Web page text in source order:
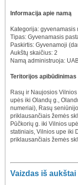
Informacija apie namą
Kategorija: gyvenamasis
Tipas: Gyvenamasis
Paskirtis: Gyvenamoji
Aukštų skaičius: 2
Namą administruoja:
Teritorijos apibūdinimas
Rasų ir Naujosios
upės iki Olandų g.,
numeriai), Rasų
priklausančiais žemės
Pūčkorių g. iki Vilnios
statiniais, Vilnios upe iki
priklausančiais žemės
Vaizdas iš aukštai